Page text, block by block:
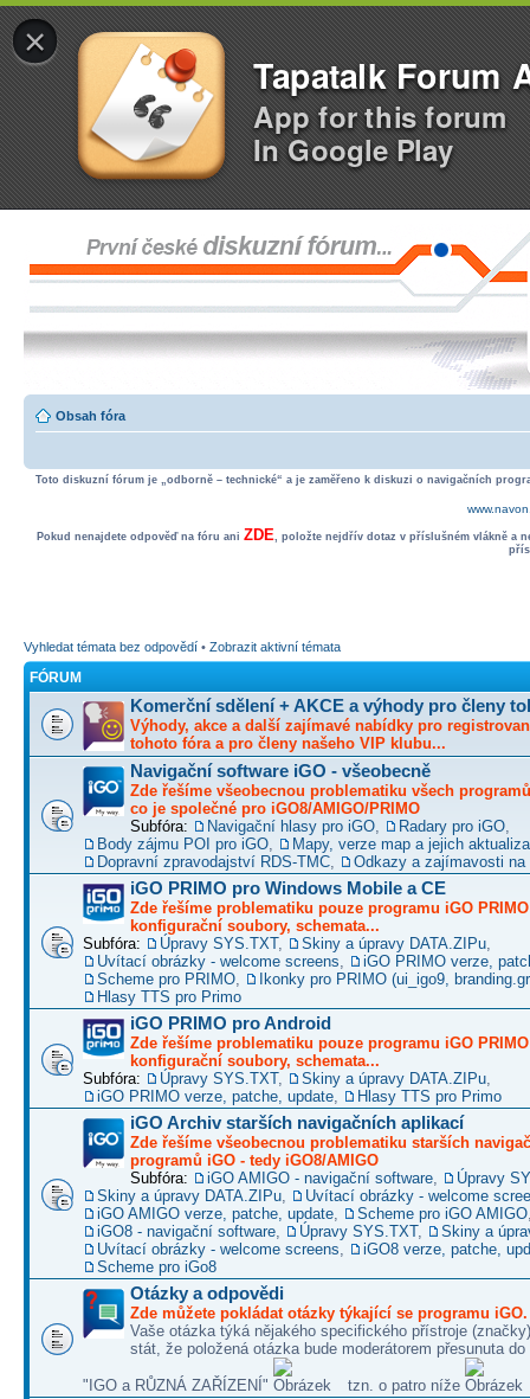
×
Tapatalk Forum
App for this forum
In Google Play
Obsah fóra
Toto diskuzní fórum je „odborně – technické“ a je zaměřeno k diskuzi o navigačních
Pokud nenajdete odpověď na fóru ani ZDE, položte nejdřív dotaz v příslušném vlákně a
Vyhledat témata bez odpovědí • Zobrazit aktivní témata
FÓRUM
Komerční sdělení + AKCE a výhody pro členy
Výhody, akce a další zajímavé nabídky pro
tohoto fóra a pro členy našeho VIP klubu...
Navigační software iGO - všeobecně
Zde řešíme všeobecnou problematiku všech
co je společné pro iGO8/AMIGO/PRIMO
Subfóra:
Navigační hlasy pro iGO Radary pro iGO
Body zájmu POI pro iGO
Mapy, verze map a jejich
Dopravní zpravodajství RDS-TMC
Odkazy a zajímavosti na
iGO PRIMO pro Windows Mobile a CE
Zde řešíme problematiku pouze programu iGO
konfigurační soubory, schemata...
Subfóra:
Úpravy SYS.TXT, Skiny a úpravy DATA.ZIPu
Uvítací obrázky - welcome screens
iGO PRIMO verze,
Scheme pro PRIMO
Ikonky pro PRIMO (ui_igo9,
Hlasy TTS pro Primo
iGO PRIMO pro Android
Zde řešíme problematiku pouze programu iGO
konfigurační soubory, schemata...
Subfóra:
Úpravy SYS.TXT, Skiny a úpravy DATA.ZIPu
iGO PRIMO verze, patche, update
Hlasy TTS pro Primo
iGO Archiv starších navigačních aplikací
Zde řešíme všeobecnou problematiku starších
programů iGO - tedy iGO8/AMIGO
Subfóra:
iGO AMIGO - navigační software
Úpravy
Skiny a úpravy DATA.ZIPu
Uvítací obrázky - welcome
iGO AMIGO verze, patche, update
Scheme pro iGO AMIGO
iGO8 - navigační software
Úpravy SYS.TXT,
Skiny a
Uvítací obrázky - welcome screens
iGO8 verze, patche,
Scheme pro iGo8
Otázky a odpovědi
Zde můžete pokládat otázky týkající se programu iGO.
Vaše otázka týká nějakého specifického přístroje
stát, že položená otázka bude moderátorem přesunuta do
"IGO a RŮZNÁ ZAŘÍZENÍ" tzn. o patro níže